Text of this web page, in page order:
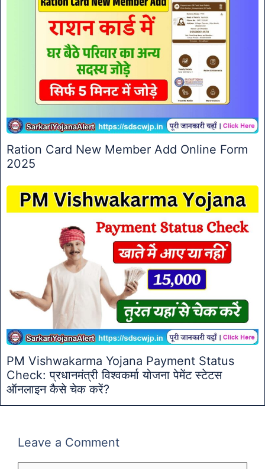
Ration Card New Member Add Online Form
2025
PM Vishwakarma Yojana Payment Status
Check: प्रधानमंत्री विश्वकर्मा योजना पेमेंट स्टेटस
ऑनलाइन कैसे चेक करें?
Leave a Comment